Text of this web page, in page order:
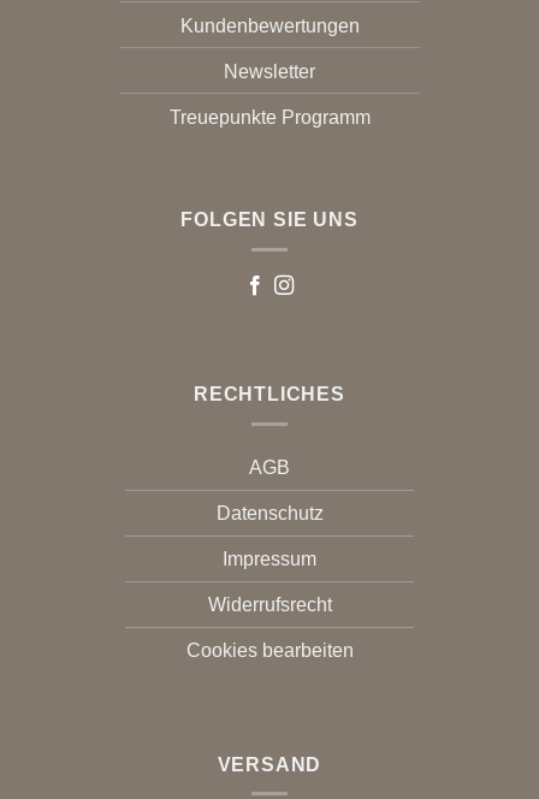
Kundenbewertungen
Newsletter
Treuepunkte Programm
FOLGEN SIE UNS
RECHTLICHES
AGB
Datenschutz
Impressum
Widerrufsrecht
Cookies bearbeiten
VERSAND